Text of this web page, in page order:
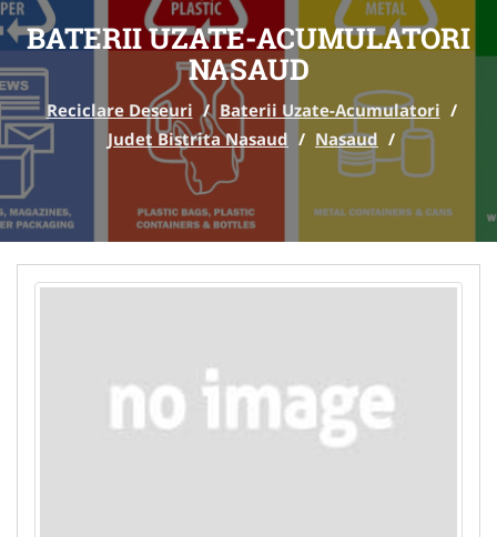
BATERII UZATE-ACUMULATORI
NASAUD
Reciclare Deseuri / Baterii Uzate-Acumulatori /
Judet Bistrita Nasaud / Nasaud /